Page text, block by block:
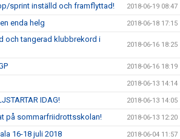
sprint inställd och framflyttad! 2018-06-19 08:47
enda helg 2018-06-18 17:15
och tangerad klubbrekord i
2018-06-16 18:25
2018-06-16 18:19
2018-06-13 14:14
IDAG! 2018-06-13 14:05
på sommarfriidrottsskolan! 2018-06-13 12:20
16-18 juli 2018 2018-06-04 11:57